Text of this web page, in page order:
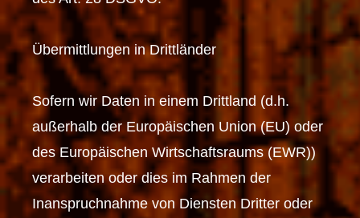
Übermittlungen in Drittländer
Sofern wir Daten in einem Drittland (d.h.
außerhalb der Europäischen Union (EU) oder
des Europäischen Wirtschaftsraums (EWR))
verarbeiten oder dies im Rahmen der
Inanspruchnahme von Diensten Dritter oder